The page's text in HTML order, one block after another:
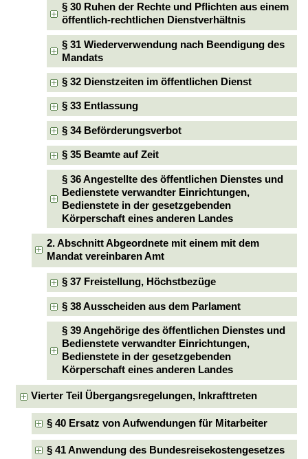
§ 30 Ruhen der Rechte und Pflichten aus einem
öffentlich-rechtlichen Dienstverhältnis
§ 31 Wiederverwendung nach Beendigung des
Mandats
§ 32 Dienstzeiten im öffentlichen Dienst
§ 33 Entlassung
§ 34 Beförderungsverbot
§ 35 Beamte auf Zeit
§ 36 Angestellte des öffentlichen Dienstes und
Bedienstete verwandter Einrichtungen,
Bedienstete in der gesetzgebenden
Körperschaft eines anderen Landes
2. Abschnitt Abgeordnete mit einem mit dem
Mandat vereinbaren Amt
§ 37 Freistellung, Höchstbezüge
§ 38 Ausscheiden aus dem Parlament
§ 39 Angehörige des öffentlichen Dienstes und
Bedienstete verwandter Einrichtungen,
Bedienstete in der gesetzgebenden
Körperschaft eines anderen Landes
Vierter Teil Übergangsregelungen, Inkrafttreten
§ 40 Ersatz von Aufwendungen für Mitarbeiter
§ 41 Anwendung des Bundesreisekostengesetzes